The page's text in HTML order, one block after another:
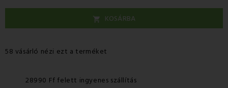
 KOSÁRBA
58 vásárló nézi ezt a terméket
28990 Ff felett ingyenes szállítás